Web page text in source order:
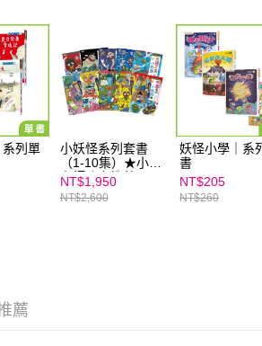
交易，需依本服
求債權轉讓予
２．關於個人資
https://aftee.tw/
３．未成年的
「AFTEE先享
４．使用「
即時審查核予不
結果請求用戶進
５．嚴禁一人註
形，恩沛科技股
列單
小妖怪系列套書
（1-10集）★小學
老師強力推薦
NT$1,950
NT$2,600
妖怪小學｜系
書
NT$205
NT$260
薦